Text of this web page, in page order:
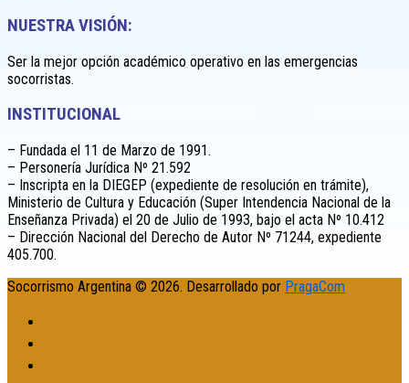
NUESTRA VISIÓN:
Ser la mejor opción académico operativo en las emergencias
socorristas.
INSTITUCIONAL
– Fundada el 11 de Marzo de 1991.
– Personería Jurídica Nº 21.592
– Inscripta en la DIEGEP (expediente de resolución en trámite),
Ministerio de Cultura y Educación (Super Intendencia Nacional de la
Enseñanza Privada) el 20 de Julio de 1993, bajo el acta Nº 10.412
– Dirección Nacional del Derecho de Autor Nº 71244, expediente
405.700.
Socorrismo Argentina © 2026. Desarrollado por PragaCom